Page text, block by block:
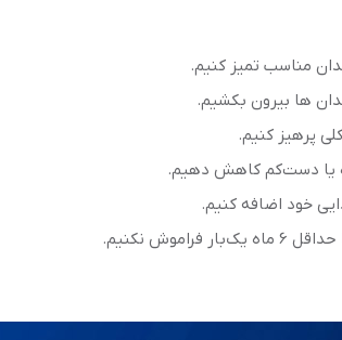
مناسب تمیز کنیم.
ها بیرون بکشیم.
پرهیز کنیم.
یا دست‌کم کاهش دهیم.
خود اضافه کنیم.
نکنیم.